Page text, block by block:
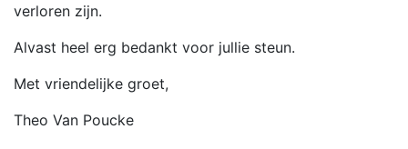
verloren zijn.
Alvast heel erg bedankt voor jullie steun.
Met vriendelijke groet,
Theo Van Poucke